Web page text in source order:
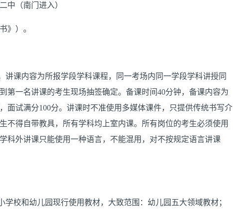
中 （南门进入）
》）。
讲课内容为所报学段学科课程，同一考场内同一学段学科讲授同
第一名讲课的考生现场抽签确定。备课时间40分钟，备课内容为
面试满分100分。讲课时不准使用多媒体课件，只提供传统书写介
不得自带教具，所有学科均上室内课。所有岗位的考生必须使用
学科外讲课只能使用一种语言，不能混用，对不按规定语言讲课
学校和幼儿园现行使用教材，大致范围：幼儿园五大领域教材；